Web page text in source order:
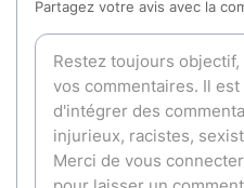
Partagez votre avis avec la